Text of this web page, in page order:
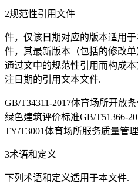
2规范性引用文件
件，仅该日期对应的版本适用
件，其最新版本（包括的修改
通过文中的规范性引用而构成本
注日期的引用文本文件.
GB/T34311-2017体育场所开放
绿色建筑评价标准GB/T51366-
TY/T3001体育场所服务质量管
3术语和定义
下列术语和定义适用于本文件.